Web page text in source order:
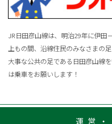
JR日田彦山線は、明治29年に伊田
上もの間、沿線住民のみなさまの
大事な公共の足である日田彦山線
は乗車をお願いします！
運営